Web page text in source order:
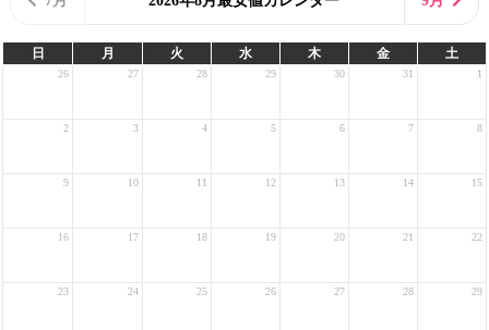
日 月 火 水 木 金 土
26 27 28 29 30 31 1
2 3 4 5 6 7 8
9 10 11 12 13 14 15
16 17 18 19 20 21 22
23 24 25 26 27 28 29